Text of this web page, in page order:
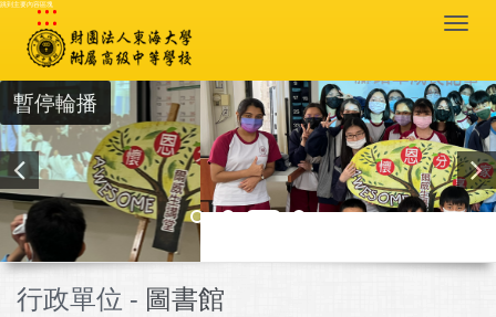
跳到主要內容區塊
:::
暫停輪播
行政單位 - 圖書館